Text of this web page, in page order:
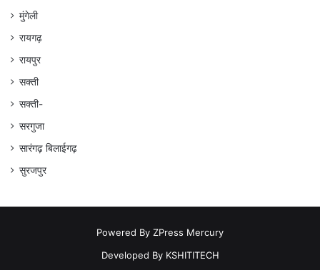
मुंगेली
रायगढ़
रायपुर
सक्ती
सक्ती-
सरगुजा
सारंगढ़ बिलाईगढ़
सुरजपुर
Powered By ZPress Mercury
Developed By KSHITITECH